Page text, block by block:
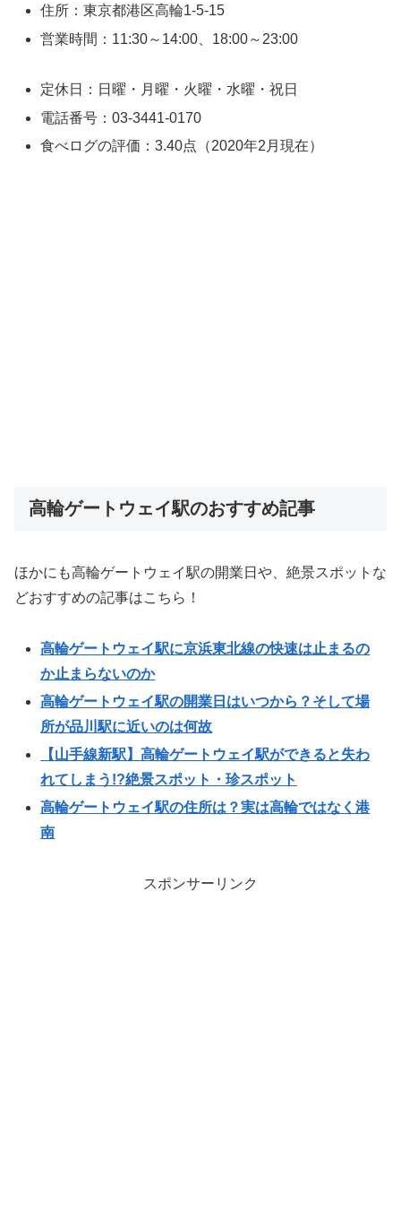
住所：東京都港区高輪1-5-15
営業時間：11:30～14:00、18:00～23:00
定休日：日曜・月曜・火曜・水曜・祝日
電話番号：03-3441-0170
食べログの評価：3.40点（2020年2月現在）
高輪ゲートウェイ駅のおすすめ記事
ほかにも高輪ゲートウェイ駅の開業日や、絶景スポットな
どおすすめの記事はこちら！
高輪ゲートウェイ駅に京浜東北線の快速は止まるの
か止まらないのか
高輪ゲートウェイ駅の開業日はいつから？そして場
所が品川駅に近いのは何故
【山手線新駅】高輪ゲートウェイ駅ができると失わ
れてしまう!?絶景スポット・珍スポット
高輪ゲートウェイ駅の住所は？実は高輪ではなく港
南
スポンサーリンク